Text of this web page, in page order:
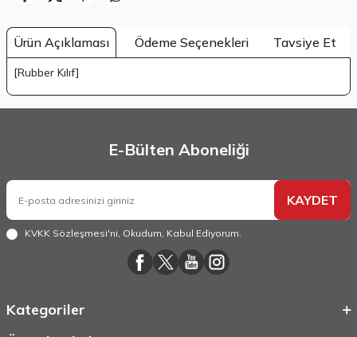
Ürün Açıklaması Ödeme Seçenekleri Tavsiye Et
[Rubber Kılıf]
E-Bülten Aboneliği
KAYDET
KVKK Sözleşmesi'ni, Okudum, Kabul Ediyorum.
Kategoriler